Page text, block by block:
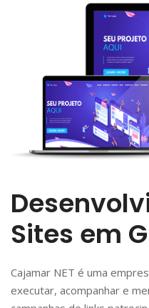
Sites em
Cajamar NET é uma
executar, acompanhar e